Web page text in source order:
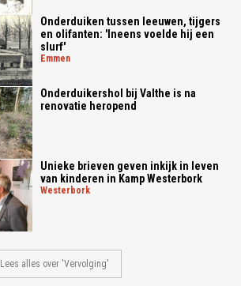
Onderduiken tussen leeuwen, tijgers
en olifanten: 'Ineens voelde hij een
slurf'
emmen
Onderduikershol bij Valthe is na
renovatie heropend
Unieke brieven geven inkijk in leven
van kinderen in Kamp Westerbork
westerbork
Lees alles over 'Vervolging'